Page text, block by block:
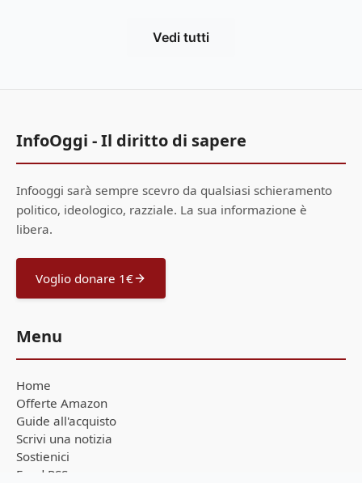
Vedi tutti
InfoOggi - Il diritto di sapere
Infooggi sarà sempre scevro da qualsiasi schieramento
politico, ideologico, razziale. La sua informazione è
libera.
Voglio donare 1€
Menu
Home
Offerte Amazon
Guide all'acquisto
Scrivi una notizia
Sostienici
Feed RSS